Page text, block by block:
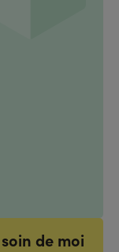
de moi